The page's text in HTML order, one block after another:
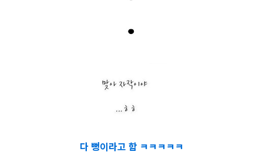
다 뻥이라고 함 ㅋㅋㅋㅋㅋ